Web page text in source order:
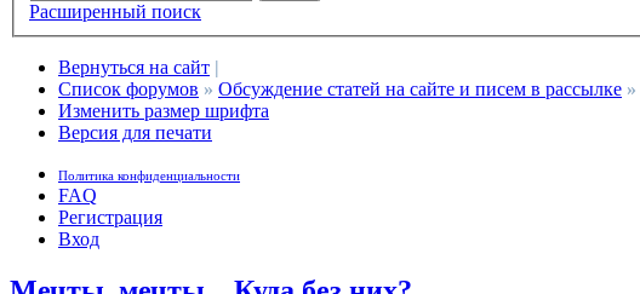
Расширенный поиск
Вернуться на сайт |
Список форумов » Обсуждение статей на сайте и писем в рассылке »
Изменить размер шрифта
Версия для печати
Политика конфиденциальности
FAQ
Регистрация
Вход